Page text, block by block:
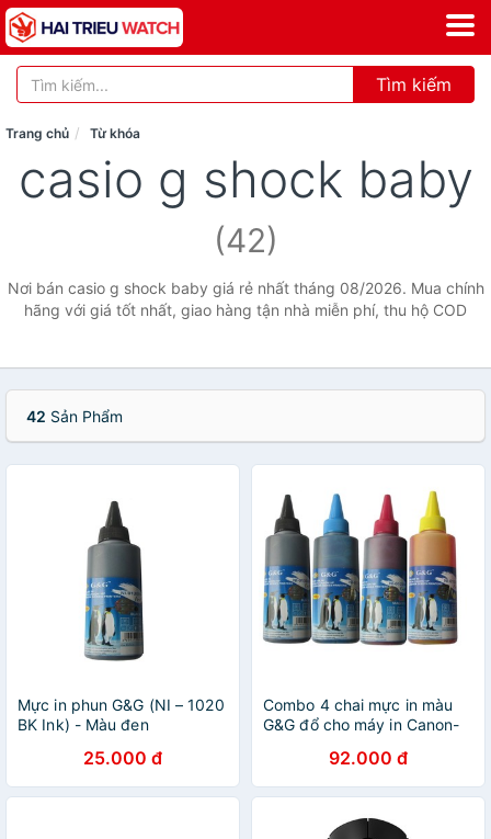
Tìm kiếm
Trang chủ Từ khóa
casio g shock baby
(42)
Nơi bán casio g shock baby giá rẻ nhất tháng 08/2026. Mua chính
hãng với giá tốt nhất, giao hàng tận nhà miễn phí, thu hộ COD
42 Sản Phẩm
Mực in phun G&G (NI – 1020
BK Ink) - Màu đen
25.000 đ
Combo 4 chai mực in màu
G&G đổ cho máy in Canon-
92.000 đ